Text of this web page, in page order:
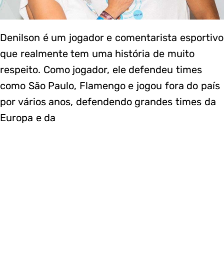
Denilson é um jogador e comentarista esportivo
que realmente tem uma história de muito
respeito. Como jogador, ele defendeu times
como São Paulo, Flamengo e jogou fora do país
por vários anos, defendendo grandes times da
Europa e da